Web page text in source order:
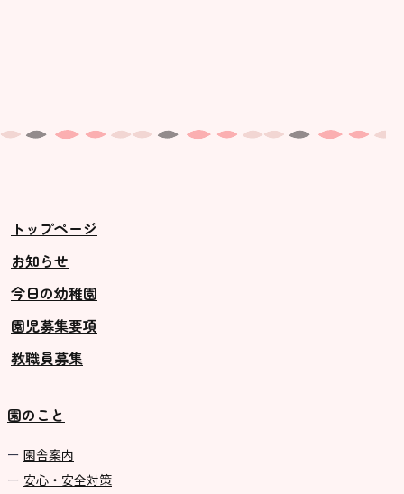
トップページ
お知らせ
今日の幼稚園
園児募集要項
教職員募集
園のこと
園舎案内
安心・安全対策